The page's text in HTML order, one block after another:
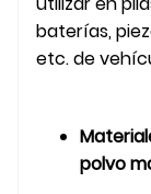
baterías,
etc. de
polvo